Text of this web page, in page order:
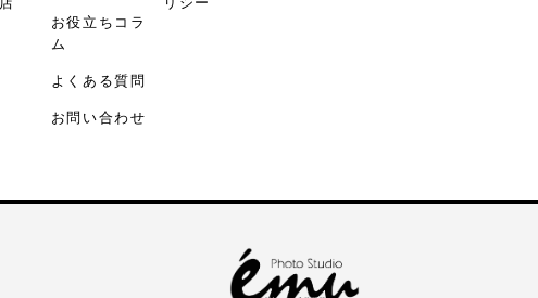
お役立ちコラ
ム
よくある質問
お問い合わせ